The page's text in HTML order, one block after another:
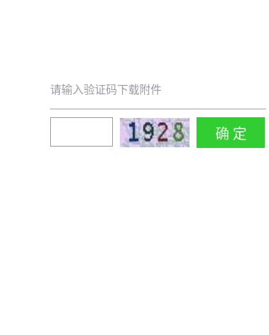
请输入验证码下载附件